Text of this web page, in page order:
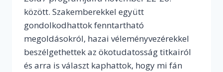
között. Szakemberekkel együtt
gondolkodhattok fenntartható
megoldásokról, hazai véleményvezérekkel
beszélgethettek az ökotudatosság titkairól
és arra is választ kaphattok, hogy mi fán